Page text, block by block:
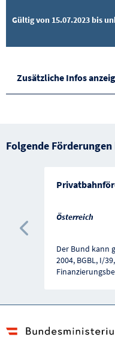
Gültig von 15.07.2023 bis
Zusätzliche Infos
Folgende
Österreich
Der Bund kann
2004, BGBL, I/
Vorherige